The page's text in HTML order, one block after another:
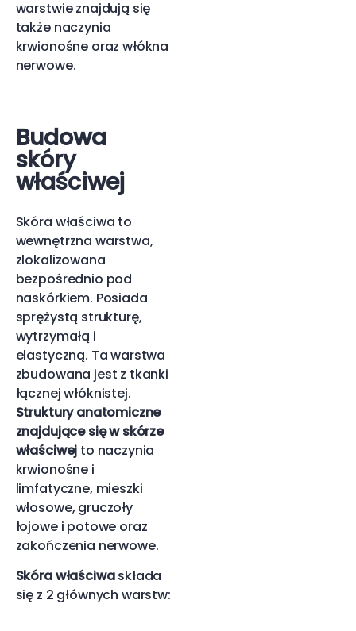
warstwie znajdują się
także naczynia
krwionośne oraz włókna
nerwowe.
Budowa
skóry
właściwej
Skóra właściwa to
wewnętrzna warstwa,
zlokalizowana
bezpośrednio pod
naskórkiem. Posiada
sprężystą strukturę,
wytrzymałą i
elastyczną. Ta warstwa
zbudowana jest z tkanki
łącznej włóknistej.
Struktury anatomiczne
znajdujące się w skórze
właściwej to naczynia
krwionośne i
limfatyczne, mieszki
włosowe, gruczoły
łojowe i potowe oraz
zakończenia nerwowe.
Skóra właściwaskłada
się z 2 głównych warstw: